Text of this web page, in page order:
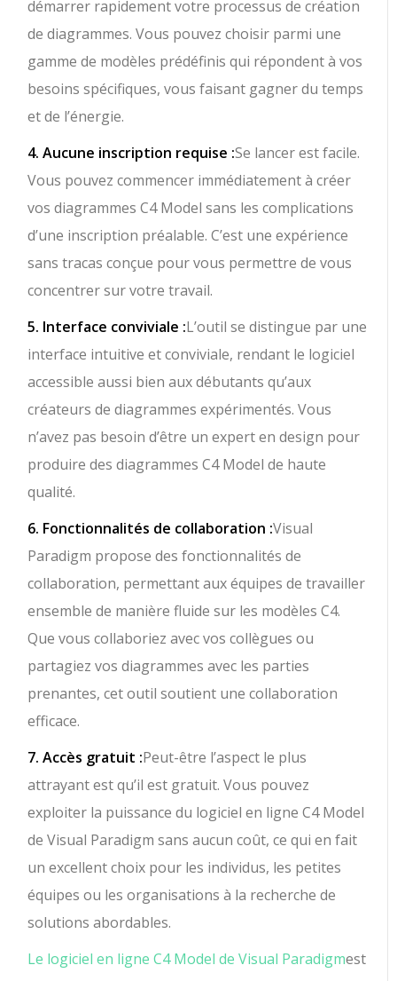
démarrer rapidement votre processus de création
de diagrammes. Vous pouvez choisir parmi une
gamme de modèles prédéfinis qui répondent à vos
besoins spécifiques, vous faisant gagner du temps
et de l’énergie.
4. Aucune inscription requise :Se lancer est facile.
Vous pouvez commencer immédiatement à créer
vos diagrammes C4 Model sans les complications
d’une inscription préalable. C’est une expérience
sans tracas conçue pour vous permettre de vous
concentrer sur votre travail.
5. Interface conviviale :L’outil se distingue par une
interface intuitive et conviviale, rendant le logiciel
accessible aussi bien aux débutants qu’aux
créateurs de diagrammes expérimentés. Vous
n’avez pas besoin d’être un expert en design pour
produire des diagrammes C4 Model de haute
qualité.
6. Fonctionnalités de collaboration :Visual
Paradigm propose des fonctionnalités de
collaboration, permettant aux équipes de travailler
ensemble de manière fluide sur les modèles C4.
Que vous collaboriez avec vos collègues ou
partagiez vos diagrammes avec les parties
prenantes, cet outil soutient une collaboration
efficace.
7. Accès gratuit :Peut-être l’aspect le plus
attrayant est qu’il est gratuit. Vous pouvez
exploiter la puissance du logiciel en ligne C4 Model
de Visual Paradigm sans aucun coût, ce qui en fait
un excellent choix pour les individus, les petites
équipes ou les organisations à la recherche de
solutions abordables.
Le logiciel en ligne C4 Model de Visual Paradigmest